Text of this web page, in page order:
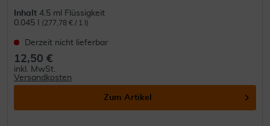
Inhalt 4.5 ml Flüssigkeit
0.045 l
(277,78 € / 1 l)
Derzeit nicht lieferbar
12,50 €
inkl. MwSt.
Versandkosten
Zum Artikel